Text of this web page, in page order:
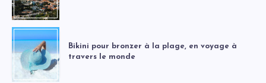
Bikini pour bronzer à la plage, en voyage à
travers le monde